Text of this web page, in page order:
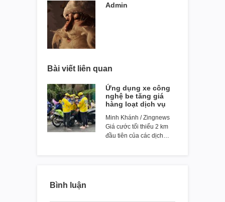
Admin
Bài viết liên quan
Ứng dụng xe công
nghệ be tăng giá
hàng loạt dịch vụ
Minh Khánh / Zingnews
Giá cước tối thiểu 2 km
đầu tiên của các dịch…
Bình luận